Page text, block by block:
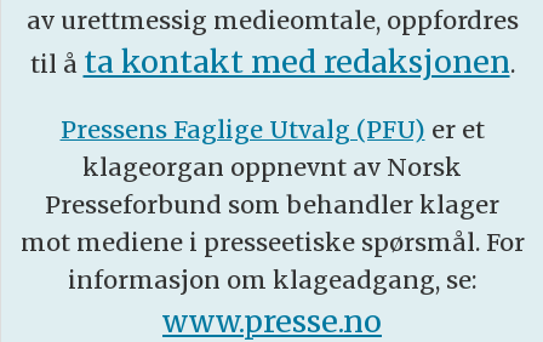
av urettmessig medieomtale, oppfordres
til å ta kontakt med redaksjonen.
Pressens Faglige Utvalg (PFU) er et
klageorgan oppnevnt av Norsk
Presseforbund som behandler klager
mot mediene i presseetiske spørsmål. For
informasjon om klageadgang, se:
www.presse.no